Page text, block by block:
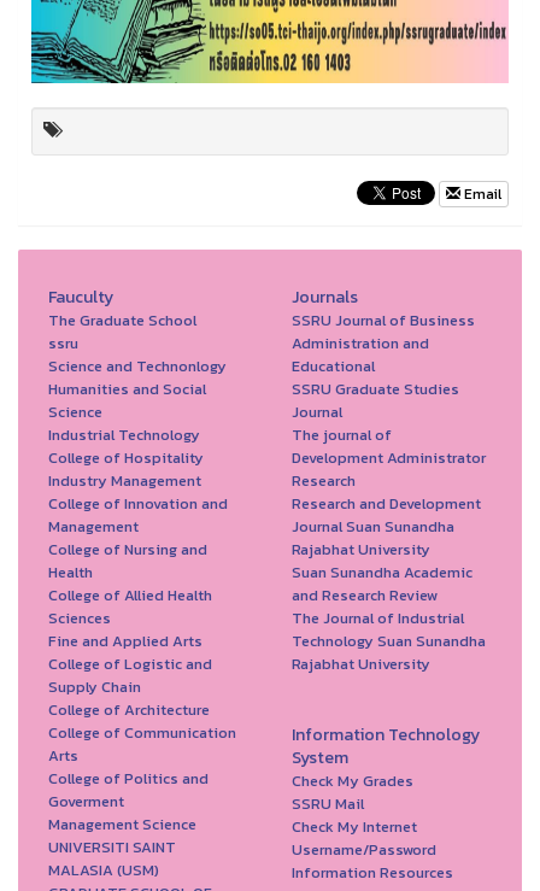
Email
Fauculty
The Graduate School
ssru
Science and Technonlogy
Humanities and Social
Science
Industrial Technology
College of Hospitality
Industry Management
College of Innovation and
Management
College of Nursing and
Health
College of Allied Health
Sciences
Fine and Applied Arts
College of Logistic and
Supply Chain
College of Architecture
College of Communication
Arts
College of Politics and
Goverment
Management Science
UNIVERSITI SAINT
MALASIA (USM)
Journals
SSRU Journal of Business
Administration and
Educational
SSRU Graduate Studies
Journal
The journal of
Development Administrator
Research
Research and Development
Journal Suan Sunandha
Rajabhat University
Suan Sunandha Academic
and Research Review
The Journal of Industrial
Technology Suan Sunandha
Rajabhat University
Information Technology
System
Check My Grades
SSRU Mail
Check My Internet
Username/Password
Information Resources